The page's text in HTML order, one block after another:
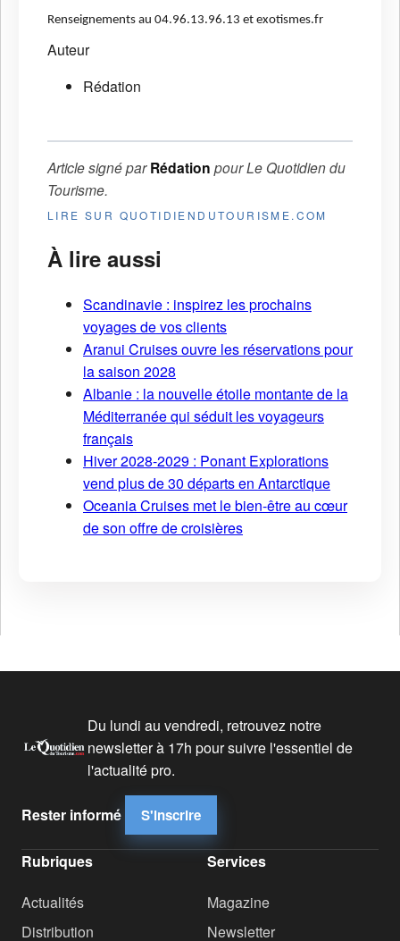
Renseignements au 04.96.13.96.13 et exotismes.fr
Auteur
Rédation
Article signé parRédation pourLe Quotidien du
Tourisme.
LIRE SUR QUOTIDIENDUTOURISME.COM
À lire aussi
Scandinavie : inspirez les prochains
voyages de vos clients
Aranui Cruises ouvre les réservations pour
la saison 2028
Albanie : la nouvelle étoile montante de la
Méditerranée qui séduit les voyageurs
français
Hiver 2028-2029 : Ponant Explorations
vend plus de 30 départs en Antarctique
Oceania Cruises met le bien-être au cœur
de son offre de croisières
Du lundi au vendredi, retrouvez notre
newsletter à 17h pour suivre l'essentiel de
l'actualité pro.
Rester informé S'inscrire
Rubriques
Actualités
Distribution
Services
Magazine
Newsletter